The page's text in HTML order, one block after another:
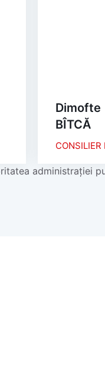
Dimofte
BÎTCĂ
CONSILIER
administrației